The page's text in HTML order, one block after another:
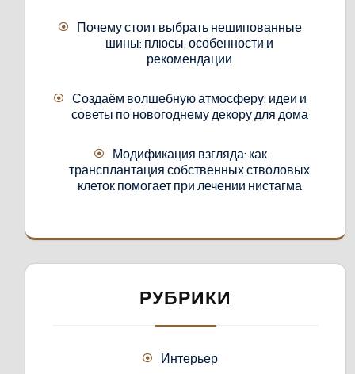
Почему стоит выбрать нешипованные
шины: плюсы, особенности и
рекомендации
Создаём волшебную атмосферу: идеи и
советы по новогоднему декору для дома
Модификация взгляда: как
трансплантация собственных стволовых
клеток помогает при лечении нистагма
РУБРИКИ
Интерьер